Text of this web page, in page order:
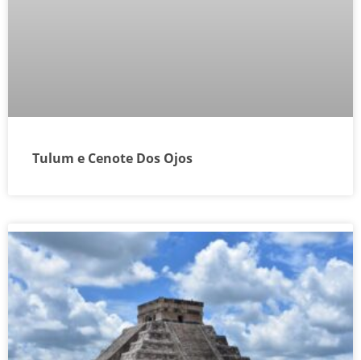
Tulum e Cenote Dos Ojos